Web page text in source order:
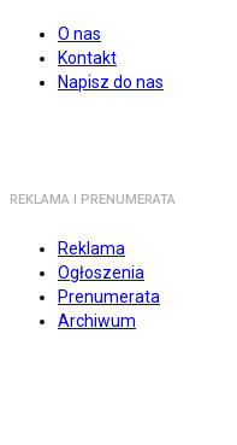
O nas
Kontakt
Napisz do nas
REKLAMA I PRENUMERATA
Reklama
Ogłoszenia
Prenumerata
Archiwum